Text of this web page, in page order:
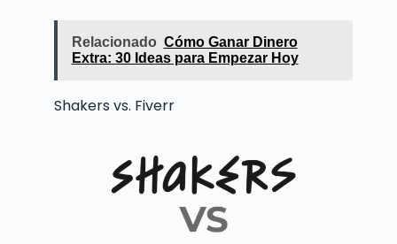
Relacionado Cómo Ganar Dinero
Extra: 30 Ideas para Empezar Hoy
Shakers vs. Fiverr